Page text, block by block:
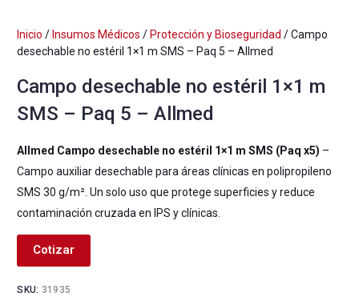
Inicio /Insumos Médicos /Protección y Bioseguridad / Campo
desechable no estéril 1×1 m SMS – Paq 5 – Allmed
Campo desechable no estéril 1×1 m
SMS – Paq 5 – Allmed
Allmed Campo desechable no estéril 1×1 m SMS (Paq x5) –
Campo auxiliar desechable para áreas clínicas en polipropileno
SMS 30 g/m². Un solo uso que protege superficies y reduce
contaminación cruzada en IPS y clínicas.
Cotizar
SKU: 31935